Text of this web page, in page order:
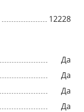
12228
Да
Да
Да
Да